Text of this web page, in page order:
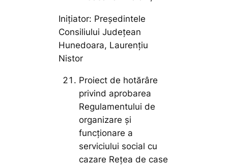
Inițiator: Președintele
Consiliului Județean
Hunedoara, Laurențiu
Nistor
Proiect de hotărâre
privind aprobarea
Regulamentului de
organizare și
funcționare a
serviciului social cu
cazare Rețea de case